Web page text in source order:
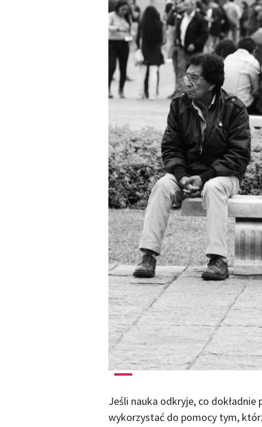
Jeśli nauka odkryje, co
wykorzystać do pomocy tym,